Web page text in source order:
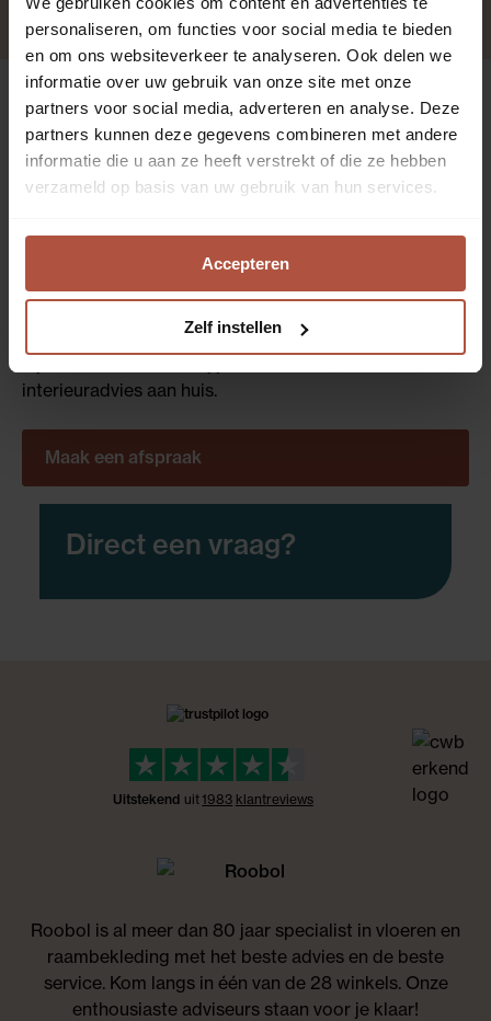
personaliseren, om functies voor social media te bieden
en om ons websiteverkeer te analyseren. Ook delen we
informatie over uw gebruik van onze site met onze
partners voor social media, adverteren en analyse. Deze
partners kunnen deze gegevens combineren met andere
informatie die u aan ze heeft verstrekt of die ze hebben
verzameld op basis van uw gebruik van hun services.
Accepteren
Zelf instellen
Interieurvragen?
Kom langs voor
gratis advies
We nemen graag alle tijd om je advies te geven over
Liever op afspraak? Plan gemakkelijk jouw afspraak
interieuradvies aan huis.
Maak een afspraak
Direct een vraag?
Roobol is al meer dan 80 jaar specialist in vloeren en
raambekleding met het beste advies en de beste
service. Kom langs in één van de 28 winkels. Onze
enthousiaste adviseurs staan voor je klaar!
Uitstekend uit 1983 klantreviews